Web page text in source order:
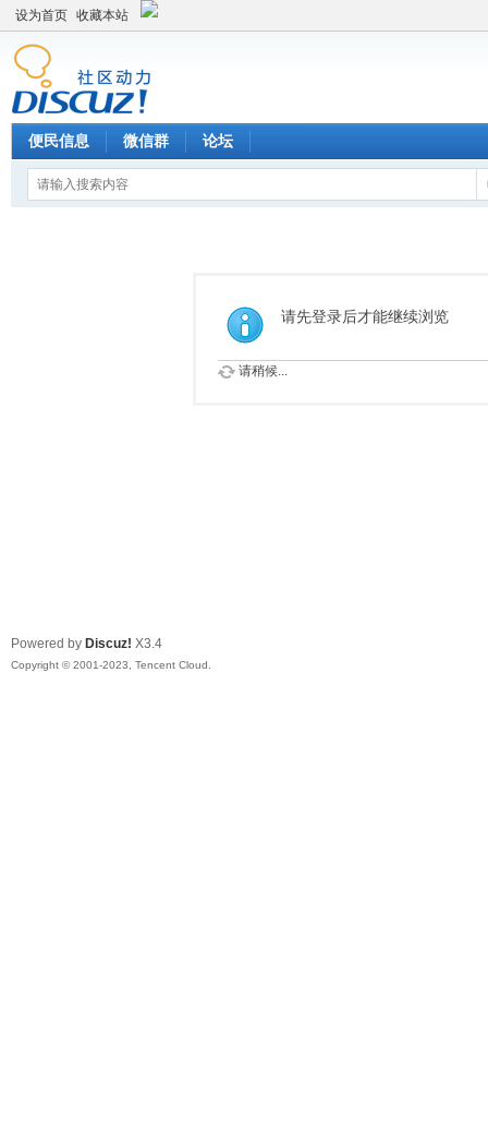
设为首页 收藏本站
便民信息 微信群 论坛
请先登录后才能继续浏览
请稍候...
Powered by Discuz! X3.4
Copyright © 2001-2023, Tencent Cloud.